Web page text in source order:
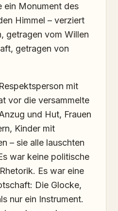
ein Monument des
Himmel – verziert
getragen vom Willen
getragen von
mit
vor die versammelte
und Hut, Frauen
Kinder mit
– sie alle lauschten
war keine politische
Es war eine
Die Glocke,
nur ein Instrument.